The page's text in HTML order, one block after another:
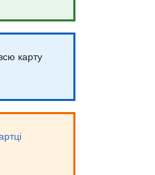
карту